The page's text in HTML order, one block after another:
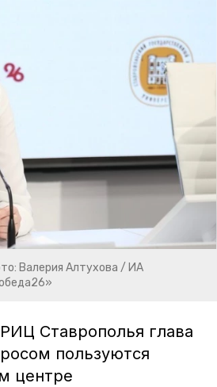
Валерия Алтухова / ИА
Ставрополья глава
пользуются
центре